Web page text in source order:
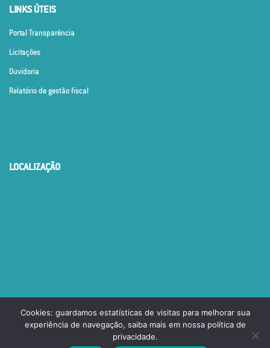
LINKS ÚTEIS
Portal Transparência
Licitações
Ouvidoria
Relatório de gestão fiscal
LOCALIZAÇÃO
© PREFEITURA MUNICIPAL DE MUCAMBO CEARÁ. TODOS OS
Cookies: guardamos estatísticas de visitas para melhorar sua
experiência de navegação, saiba mais em nossa política de
privacidade.